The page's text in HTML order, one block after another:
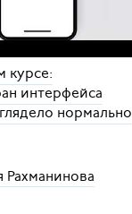
курсе:
интерфейса
нормально